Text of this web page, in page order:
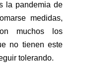
la pandemia de
medidas,
muchos los
no tienen este
tolerando.